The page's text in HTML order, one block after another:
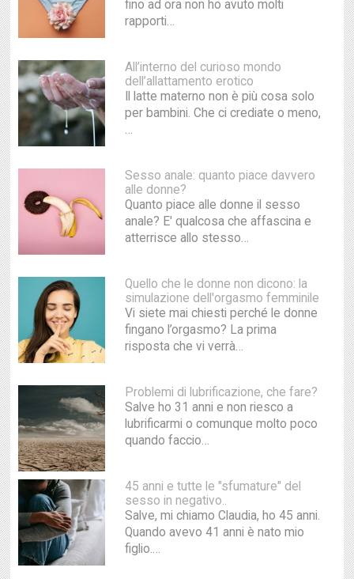
fino ad ora non ho avuto molti
rapporti…
All’interno del curioso mondo
dell’allattamento erotico
Il latte materno non è più cosa solo
per bambini. Che ci crediate o meno,
…
Sesso anale: quanto piace davvero
alle donne?
Quanto piace alle donne il sesso
anale? E' qualcosa che affascina e
atterrisce allo stesso…
Quello che le donne non dicono: la
simulazione dell'orgasmo femminile
Vi siete mai chiesti perché le donne
fingano l’orgasmo? La prima
risposta che vi verrà…
Problemi di lubrificazione, che fare?
Salve ho 31 anni e non riesco a
lubrificarmi o comunque molto poco
quando faccio…
45 anni e tutte le "sfumature" del
sesso in negativo..
Salve, mi chiamo Claudia, ho 45 anni.
Quando avevo 41 anni è nato mio
figlio.…